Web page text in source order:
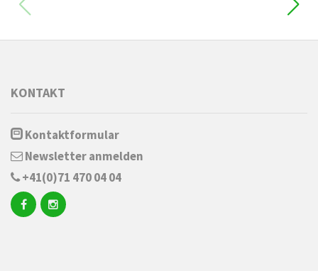
KONTAKT
Kontaktformular
Newsletter anmelden
+41(0)71 470 04 04